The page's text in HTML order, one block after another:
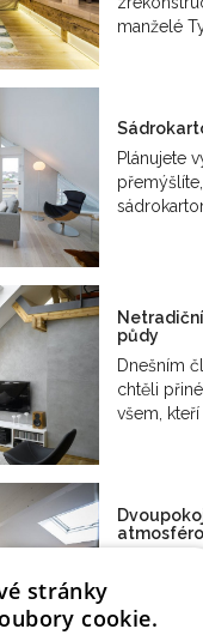
manželé
Plánujete
půdy
Dnešním
chtěli
všem, kteří
Když
objevil
byt, který
stránky
cookie.